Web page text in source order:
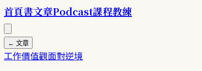
首頁書文章Podcast課程教練
← 文章
工作價值觀面對逆境